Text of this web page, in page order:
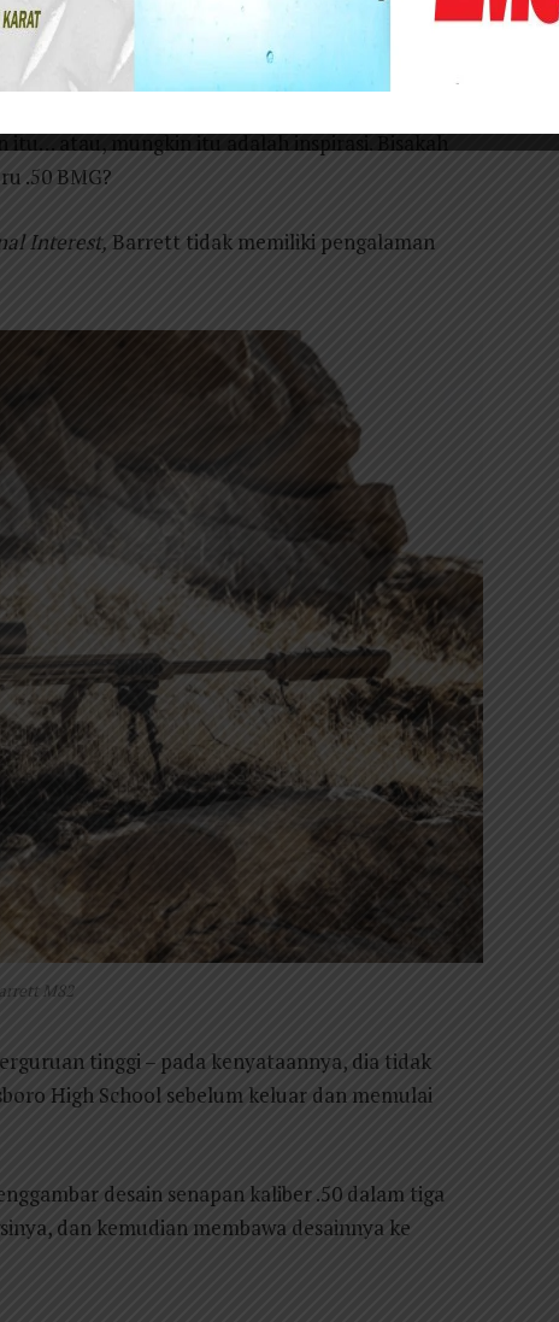
dengan dua senapan mesin M2
itu… atau, mungkin itu adalah inspirasi. Bisakah
.50 BMG?
Interest, Barrett tidak memiliki pengalaman
M82
tinggi – pada kenyataannya, dia tidak
High School sebelum keluar dan memulai
desain senapan kaliber .50 dalam tiga
dan kemudian membawa desainnya ke